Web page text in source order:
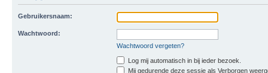
Gebruikersnaam:
Wachtwoord:
Wachtwoord vergeten?
Log mij automatisch in bij ieder bezoek.
Mij gedurende deze sessie als Verborgen